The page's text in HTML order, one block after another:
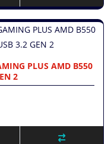
PLUS AMD B550
2